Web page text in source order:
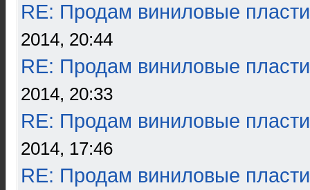
RE: Продам виниловые
2014, 20:44
RE: Продам виниловые
2014, 20:33
RE: Продам виниловые
2014, 17:46
RE: Продам виниловые